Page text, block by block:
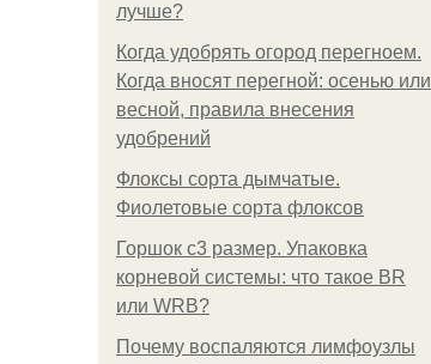
лучше?
Когда удобрять огород перегноем.
Когда вносят перегной: осенью или
весной, правила внесения
удобрений
Флоксы сорта дымчатые.
Фиолетовые сорта флоксов
Горшок с3 размер. Упаковка
корневой системы: что такое BR
или WRB?
Почему воспаляются лимфоузлы